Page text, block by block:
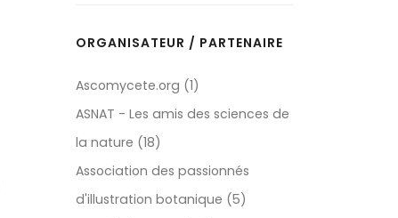
ORGANISATEUR / PARTENAIRE
Ascomycete.org (1)
ASNAT - Les amis des sciences de
la nature (18)
Association des passionnés
d'illustration botanique (5)